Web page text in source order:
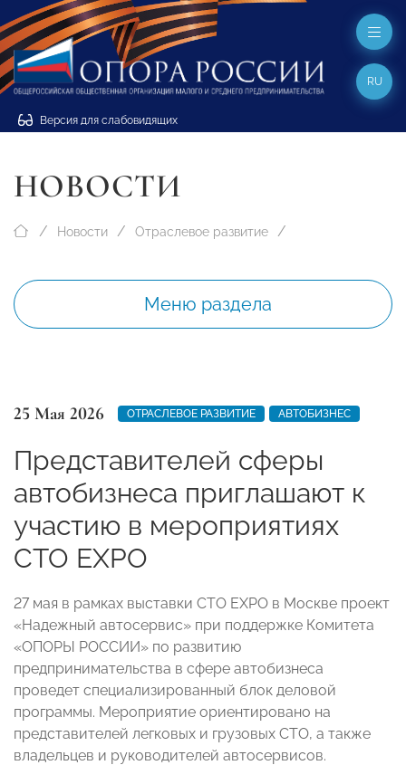
Версия для слабовидящих
RU
НОВОСТИ
Новости Отраслевое развитие
Меню раздела
25 Мая 2026 ОТРАСЛЕВОЕ РАЗВИТИЕ АВТОБИЗНЕС
Представителей сферы
автобизнеса приглашают к
участию в мероприятиях
CTO EXPO
27 мая в рамках выставки CTO EXPO в Москве проект
«Надежный автосервис» при поддержке Комитета
«ОПОРЫ РОССИИ» по развитию
предпринимательства в сфере автобизнеса
проведет специализированный блок деловой
программы. Мероприятие ориентировано на
представителей легковых и грузовых СТО, а также
владельцев и руководителей автосервисов.